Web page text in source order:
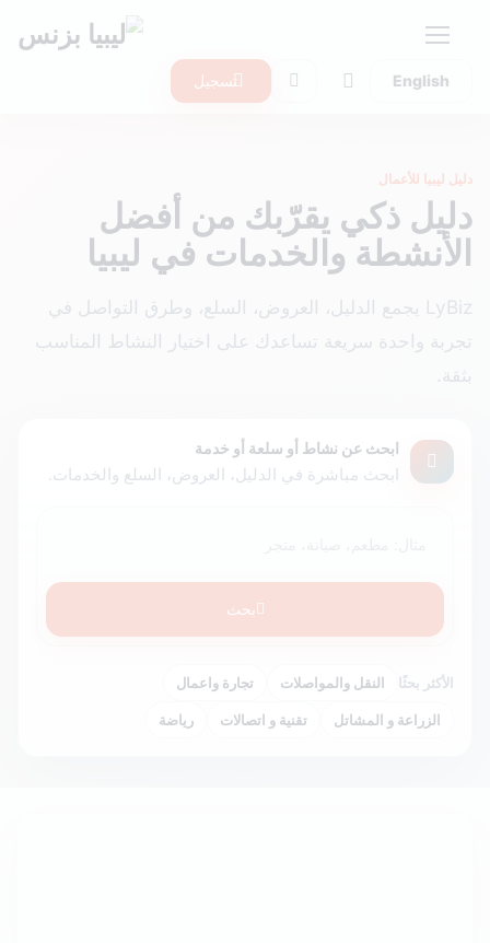
English تسجيل
دليل ليبيا للأعمال
دليل ذكي يقرّبك من أفضل
الأنشطة والخدمات في ليبيا
LyBiz يجمع الدليل، العروض، السلع، وطرق التواصل في
تجربة واحدة سريعة تساعدك على اختيار النشاط المناسب
بثقة.
ابحث عن نشاط أو سلعة أو خدمة
ابحث مباشرة في الدليل، العروض، السلع والخدمات.
بحث
الأكثر بحثًا النقل والمواصلات تجارة واعمال
الزراعة و المشاتل تقنية و اتصالات رياضة